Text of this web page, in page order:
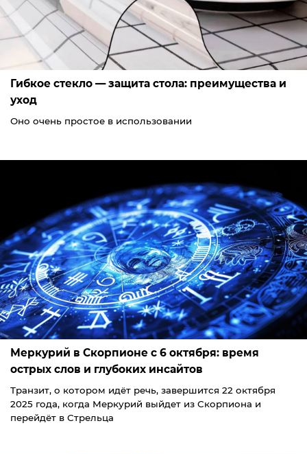
Гибкое стекло — защита стола: преимущества и
уход
Оно очень простое в использовании
Меркурий в Скорпионе с 6 октября: время
острых слов и глубоких инсайтов
Транзит, о котором идёт речь, завершится 22 октября
2025 года, когда Меркурий выйдет из Скорпиона и
перейдёт в Стрельца